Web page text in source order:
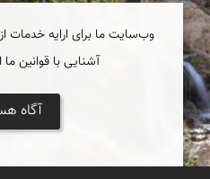
وب‌سایت ما برای ارایه خدمات
آشنایی با قوانین
آگاه